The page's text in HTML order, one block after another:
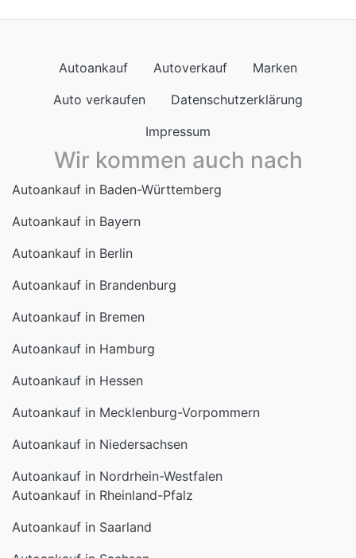
Autoankauf Autoverkauf
Marken
Auto verkaufen
Datenschutzerklärung
Impressum
Wir kommen auch nach
Autoankauf in Baden-Württemberg
Autoankauf in Bayern
Autoankauf in Berlin
Autoankauf in Brandenburg
Autoankauf in Bremen
Autoankauf in Hamburg
Autoankauf in Hessen
Autoankauf in Mecklenburg-Vorpommern
Autoankauf in Niedersachsen
Autoankauf in Nordrhein-Westfalen
Autoankauf in Rheinland-Pfalz
Autoankauf in Saarland